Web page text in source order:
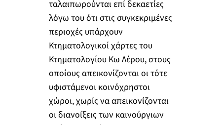
ταλαιπωρούνται επί δεκαετίες
λόγω του ότι στις συγκεκριμένες
περιοχές υπάρχουν
Κτηματολογικοί χάρτες του
Κτηματολογίου Κω Λέρου, στους
οποίους απεικονίζονται οι τότε
υφιστάμενοι κοινόχρηστοι
χώροι, χωρίς να απεικονίζονται
οι διανοίξεις των καινούργιων